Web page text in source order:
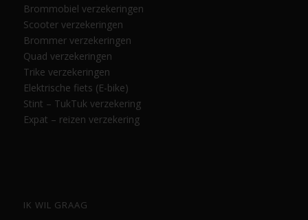
Brommobiel verzekeringen
Scooter verzekeringen
Brommer verzekeringen
Quad verzekeringen
Trike verzekeringen
Elektrische fiets (E-bike)
Stint – TukTuk verzekering
Expat – reizen verzekering
IK WIL GRAAG